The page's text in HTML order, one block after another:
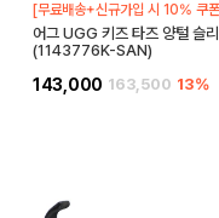
[무료배송+신규가입 시 10% 쿠
어그 UGG 키즈 타즈 양털 슬
(1143776K-SAN)
143,000 163,500 13%